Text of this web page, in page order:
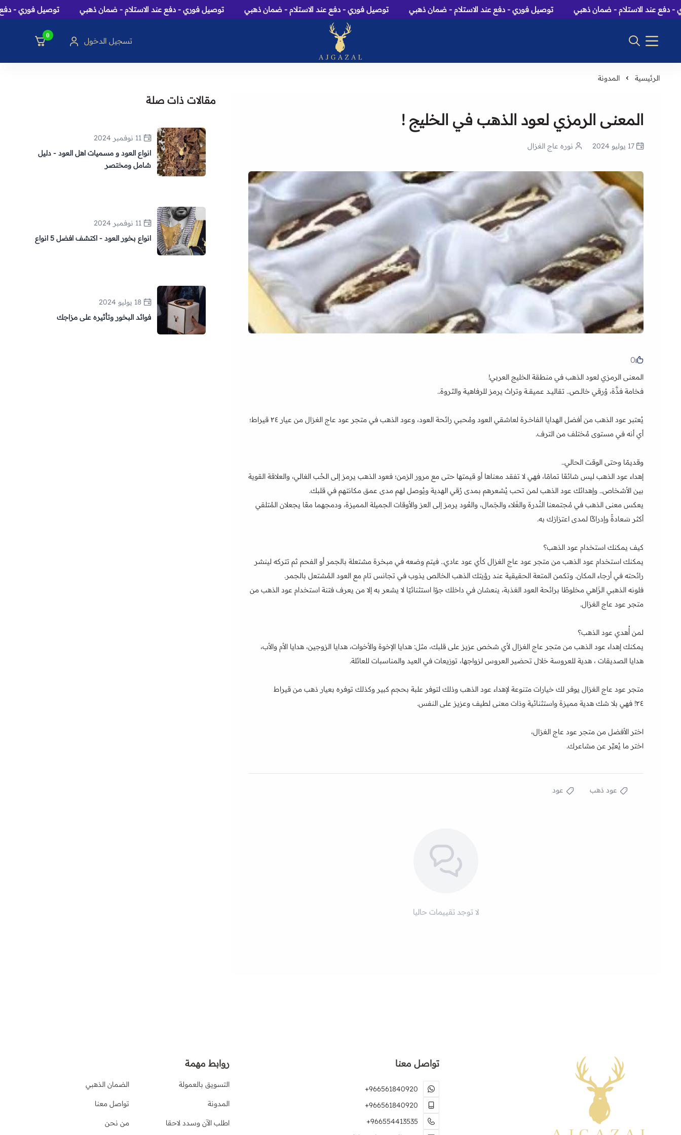
عند الاستلام - ضمان ذهبي توصيل فوري - دفع عند الاستلام - ضمان ذهبي توصيل فوري - دفع عند الاستلام - ضمان ذهبي توصيل فوري - دفع عند الاستلام - ضمان ذهبي توصيل فوري - دفع
عاج الغزال: متجر عطور، مسك، بخور و هدايا
0
تسجيل الدخول
الرئيسية المدونة
المعنى الرمزي لعود الذهب في الخليج !
17 يوليو 2024 نوره عاج الغزال
0
المعنى الرمزي لعود الذهب في منطقة الخليج العربي!
فخامة فذَّة، وُرقي خالــص.. تقاليــد عميقـــة وتراث يرمز للرفاهيـة والثـروة..
يُعتبر عود الذهب من أفضل الهدايا الفاخــرة لعاشقي العود ومُحبي رائحة العود، وعود الذهب في متجر عود عاج الغزال من عيار ۲٤ قيراط؛
أي أنه في مستوى مُختلف من الترف.
وقديمًا وحتى الوقت الحالي..
إهداء عود الذهب ليس شائعًا تمامًا، فهي لا تفقد معناها أو قيمتها حتى مع مرور الزمن؛ فعود الذهب يرمز إلى الحُب الغالي، والعلاقة القوية
بين الأشخاص.. وإهدائك عود الذهب لمن تحب يُشعرهم بمدى رُقي الهدية ويُوصل لهم مدى عمق مكانتهم في قلبك.
يعكس معنى الذهب في مُجتمعنا النُدرة والغَلاء والجَمال، والعُود يرمز إلى العز والأوقات الجميلة المميزة، ودمجهما معًا يجعلان المُتلقي
أكثر سَعادةً وإدراكًا لمدى اعتزازك به.
كيف يمكنك استخدام عود الذهب؟
يمكنك استخدام عود الذهب من متجر عود عاج الغزال كأي عود عادي.. فيتم وضعه في مبخرة مشتعلة بالجمر أو الفحم ثم تتركه لينشر
رائحته في أرجاء المكان. وتكمن المتعة الحقيقية عند رؤيتك الذهب الخالص يذوب في تجانس تام مع العود المُشتعل بالجمر.
فلونه الذهبي الزَاهي مخلوطًا برائحة العود العَذبة، ينعشان في داخلك جوًا استثنائيًا لا يشعر به إلا من يعرف فتنة استخدام عود الذهب من
متجر عود عاج الغزال.
لمن أُهدي عود الذهب؟
يمكنك إهداء عود الذهب من متجر عاج الغزال لأي شخص عزيز على قلبك، مثل: هدايا الإخوة والأخوات، هدايا الزوجين، هدايا الأم والأب،
هدايا الصديقات ، هدية للعروسة خلال تحضير العروس لزواجها، توزيعات في العيد والمناسبات للعائلة.
متجر عود عاج الغزال يوفر لك خيارات متنوعة لإهداء عود الذهب وذلك لتوفر علبة بحجم كبير وكذلك توفره بعيار ذهب من قيراط
۲٤! فهي بلا شك هدية مميزة واستثنائية وذات معنى لطيف وعزيز على النفس.
اختر الأفضل من متجر عود عاج الغزال،
اختر ما يُعبِّر عن مشاعرك.
عود ذهب عود
لا توجد تقييمات حاليا
مقالات ذات صلة
11 نوفمبر 2024
انواع العود و مسميات اهل العود - دليل
شامل ومختصر
11 نوفمبر 2024
انواع بخور العود - اكتشف افضل 5 انواع
18 يوليو 2024
فوائد البخور وتأثيره على مزاجك
تواصل معنا
+966561840920
+966561840920
+966554413535
روابط مهمة
التسويق بالعمولة الضمان الذهبي
المدونة تواصل معنا
اطلب الآن وسدد لاحقا من نحن